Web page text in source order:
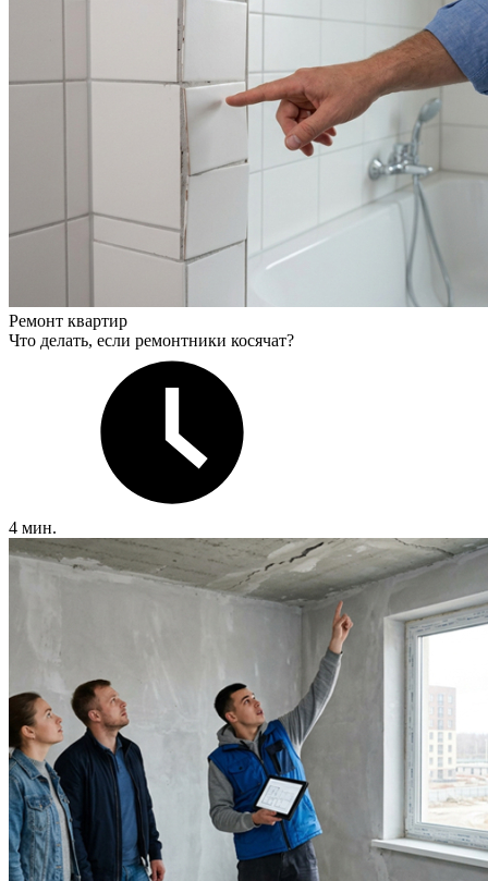
Ремонт квартир
Что делать, если ремонтники косячат?
4 мин.